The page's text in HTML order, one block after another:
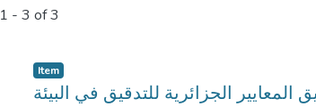
1 - 3 of 3
Item
الجزائرية للتدقيق في البيئة